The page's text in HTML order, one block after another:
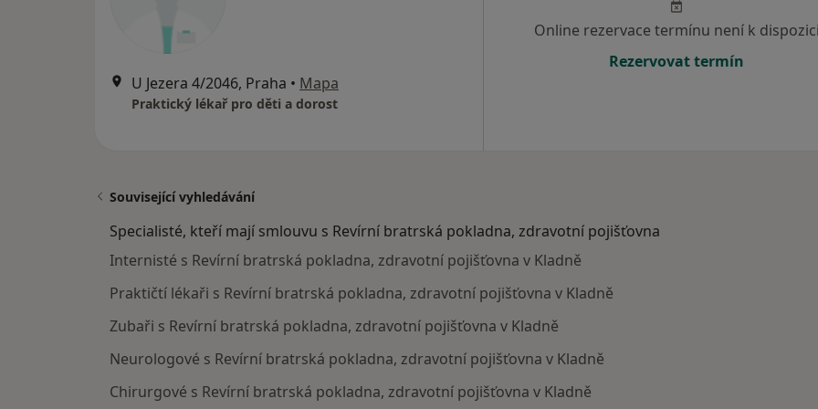
U Jezera 4/2046, Praha • Mapa
Praktický lékař pro děti a dorost
Online rezervace termínu není k
Rezervovat termín
Související vyhledávání
Specialisté, kteří mají smlouvu s Revírní bratrská pokladna, zdravotní pojišťovna
Internisté s Revírní bratrská pokladna, zdravotní pojišťovna v Kladně
Praktičtí lékaři s Revírní bratrská pokladna, zdravotní pojišťovna v Kladně
Zubaři s Revírní bratrská pokladna, zdravotní pojišťovna v Kladně
Neurologové s Revírní bratrská pokladna, zdravotní pojišťovna v Kladně
Chirurgové s Revírní bratrská pokladna, zdravotní pojišťovna v Kladně